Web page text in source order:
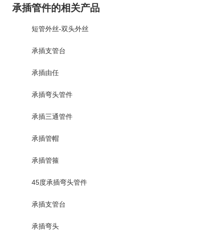
承插管件的相关产品
短管外丝-双头外丝
承插支管台
承插由任
承插弯头管件
承插三通管件
承插管帽
承插管箍
45度承插弯头管件
承插支管台
承插弯头